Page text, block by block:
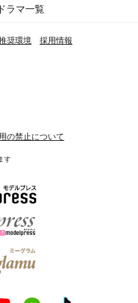
ドラマ一覧
奨環境 採用情報
の禁止について
す